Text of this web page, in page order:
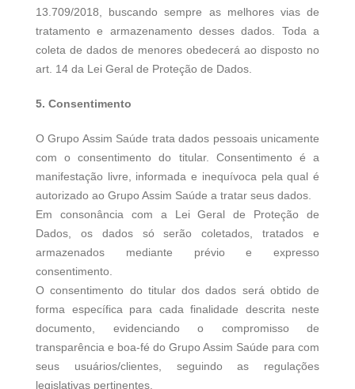
13.709/2018, buscando sempre as melhores vias de
tratamento e armazenamento desses dados. Toda a
coleta de dados de menores obedecerá ao disposto no
art. 14 da Lei Geral de Proteção de Dados.
5. Consentimento
O Grupo Assim Saúde trata dados pessoais unicamente
com o consentimento do titular. Consentimento é a
manifestação livre, informada e inequívoca pela qual é
autorizado ao Grupo Assim Saúde a tratar seus dados.
Em consonância com a Lei Geral de Proteção de
Dados, os dados só serão coletados, tratados e
armazenados mediante prévio e expresso
consentimento.
O consentimento do titular dos dados será obtido de
forma específica para cada finalidade descrita neste
documento, evidenciando o compromisso de
transparência e boa-fé do Grupo Assim Saúde para com
seus usuários/clientes, seguindo as regulações
legislativas pertinentes.